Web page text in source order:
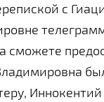
с
сможете